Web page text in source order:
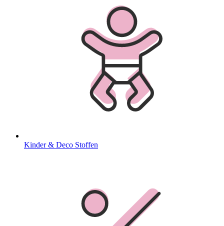
Kinder & Deco Stoffen